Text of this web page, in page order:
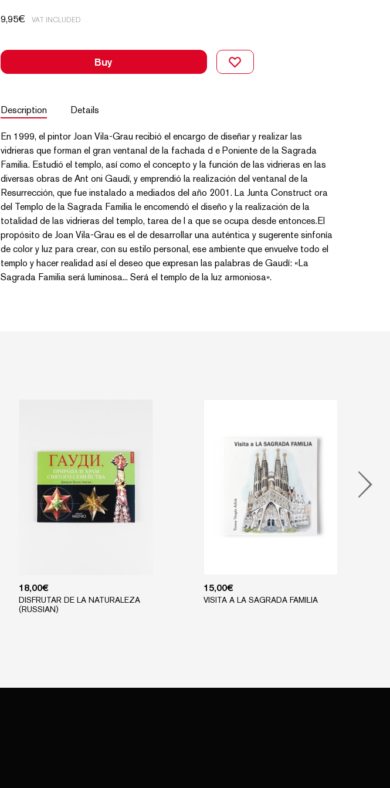
9,95€ VAT INCLUDED
Buy
Description Details
En 1999, el pintor Joan Vila-Grau recibió el encargo de diseñar y realizar las
vidrieras que forman el gran ventanal de la fachada d e Poniente de la Sagrada
Familia. Estudió el templo, así como el concepto y la función de las vidrieras en las
diversas obras de Ant oni Gaudí, y emprendió la realización del ventanal de la
Resurrección, que fue instalado a mediados del año 2001. La Junta Construct ora
del Templo de la Sagrada Familia le encomendó el diseño y la realización de la
totalidad de las vidrieras del templo, tarea de l a que se ocupa desde entonces.El
propósito de Joan Vila-Grau es el de desarrollar una auténtica y sugerente sinfonía
de color y luz para crear, con su estilo personal, ese ambiente que envuelve todo el
templo y hacer realidad así el deseo que expresan las palabras de Gaudí: «La
Sagrada Familia será luminosa... Será el templo de la luz armoniosa».
18,00€
DISFRUTAR DE LA NATURALEZA
(RUSSIAN)
15,00€
VISITA A LA SAGRADA FAMILIA